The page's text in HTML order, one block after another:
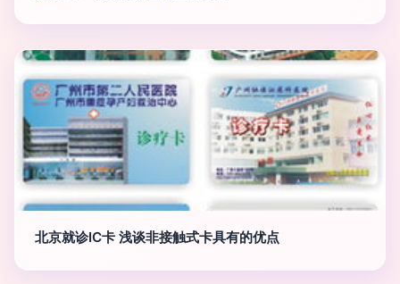
北京就诊IC卡 浅谈非接触式卡具有的优点